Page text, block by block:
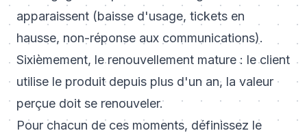
apparaissent (baisse d'usage, tickets en
hausse, non-réponse aux communications).
Sixièmement, le renouvellement mature : le client
utilise le produit depuis plus d'un an, la valeur
perçue doit se renouveler.
Pour chacun de ces moments, définissez le